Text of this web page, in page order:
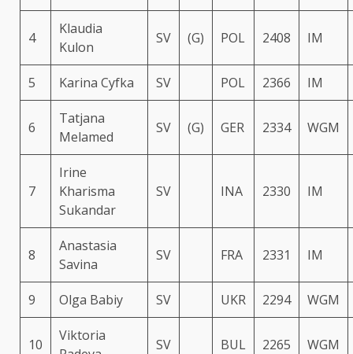
4
Klaudia
Kulon
SV (G) POL 2408 IM
5 Karina Cyfka SV POL 2366 IM
6
Tatjana
Melamed
SV (G) GER 2334 WGM
7
Irine
Kharisma
Sukandar
SV INA 2330 IM
8
Anastasia
Savina
SV FRA 2331 IM
9 Olga Babiy SV UKR 2294 WGM
10
Viktoria
SV BUL 2265 WGM